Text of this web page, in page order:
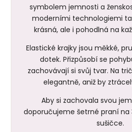
symbolem jemnosti a
moderními technologiemi
krásná, ale i pohodlná na
Elastické krajky jsou měkké,
dotek. Přizpůsobí se
zachovávají si svůj tvar. Na
elegantně, aniž by
Aby si zachovala svou
doporučujeme šetrné praní na
sušičce.